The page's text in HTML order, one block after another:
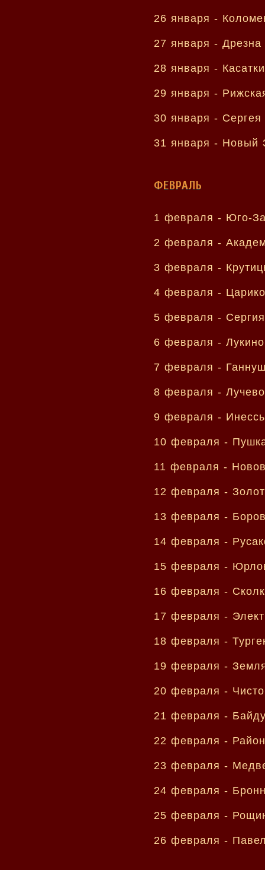
26 января -
27 января - Дрезна
28 января -
29 января -
30 января -
31 января - Новый
ФЕВРАЛЬ
1 февраля - Юго-
2 февраля -
3 февраля -
4 февраля -
5 февраля -
6 февраля -
7 февраля -
8 февраля -
9 февраля -
10 февраля -
11 февраля -
12 февраля -
13 февраля -
14 февраля -
15 февраля -
16 февраля -
17 февраля -
18 февраля -
19 февраля -
20 февраля -
21 февраля -
22 февраля -
23 февраля -
24 февраля -
25 февраля -
26 февраля -